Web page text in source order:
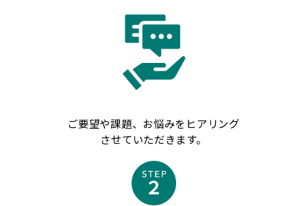
ご要望や課題、お悩みをヒアリング
させていただきます。